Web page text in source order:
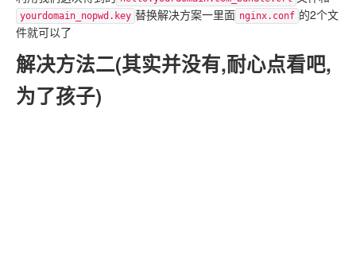
yourdomain_nopwd.key 替换解决方案一里面 nginx.conf 的2个文
件就可以了
解决方法二(其实并没有,耐心点看吧,
为了孩子)